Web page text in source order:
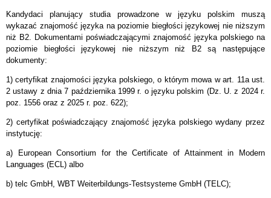
Kandydaci planujący studia prowadzone w języku polskim muszą
wykazać znajomość języka na poziomie biegłości językowej nie niższym
niż B2. Dokumentami poświadczającymi znajomość języka polskiego na
poziomie biegłości językowej nie niższym niż B2 są następujące
dokumenty:
1) certyfikat znajomości języka polskiego, o którym mowa w art. 11a ust.
2 ustawy z dnia 7 października 1999 r. o języku polskim (Dz. U. z 2024 r.
poz. 1556 oraz z 2025 r. poz. 622);
2) certyfikat poświadczający znajomość języka polskiego wydany przez
instytucję:
a) European Consortium for the Certificate of Attainment in Modern
Languages (ECL) albo
b) telc GmbH, WBT Weiterbildungs-Testsysteme GmbH (TELC);